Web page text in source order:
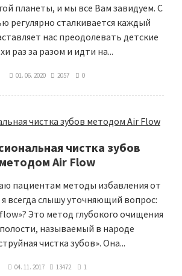
планеты, и мы все Вам завидуем. С
регулярно сталкивается каждый
нас преодолевать детские
раз за разом и идти на...
01. 06. 2020 2057 0
чистка зубов
методом Air Flow
пациентам методы избавления от
я всегда слышу уточняющий вопрос:
Это метод глубокого очищения
называемый в народе
чистка зубов». Она...
04. 11. 2017 13472 1